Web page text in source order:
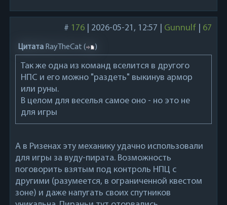
# 176| 2026-05-21, 12:57 Gunnulf 67
Цитата RayTheCat ( )
Так же одна из команд вселится в другого
НПС и его можно "раздеть" выкинув армор
или руны.
В целом для веселья самое оно - но это не
для игры
А в Ризенах эту механику удачно использовали
для игры за вуду-пирата. Возможность
поговорить взятым под контроль НПЦ с
другими (разумеется, в ограниченной квестом
зоне) и даже напугать своих спутников